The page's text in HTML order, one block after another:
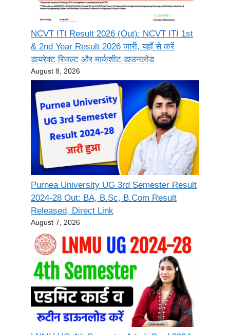
NCVT ITI Result 2026 (Out): NCVT ITI 1st
& 2nd Year Result 2026 जारी, यहाँ से करें
डायरेक्ट रिजल्ट और मार्कशीट डाउनलोड
August 8, 2026
Purnea University UG 3rd Semester Result
2024-28 Out: BA, B.Sc, B.Com Result
Released, Direct Link
August 7, 2026